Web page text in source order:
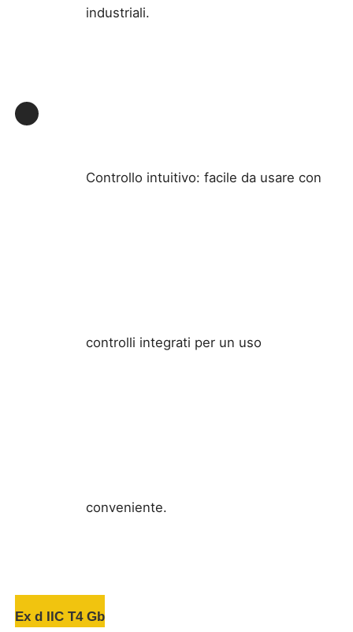
industriali.
Controllo intuitivo: facile da usare con
controlli integrati per un uso
conveniente.
Ex d IIC T4 Gb